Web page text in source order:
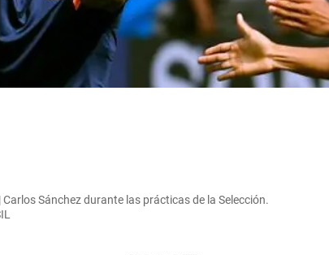
Sánchez durante las prácticas de la Selección.